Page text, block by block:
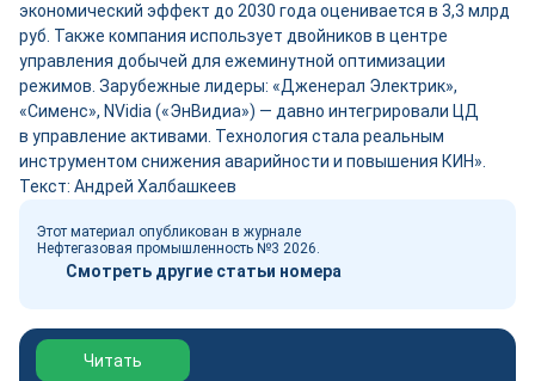
экономический эффект до 2030 года оценивается в 3,3 млрд
руб. Также компания использует двой­ников в центре
управления добычей для ежеминутной оптимизации
режимов. Зарубежные лидеры: «Дженерал Электрик»,
«Сименс», NVidia («ЭнВидиа») ― давно интегрировали ЦД
в управление активами. Технология стала реальным
инструментом снижения аварийности и повышения КИН».
Текст: Андрей Халбашкеев
Этот материал опубликован в журнале
Нефтегазовая промышленность №3 2026.
Смотреть другие статьи номера
Читать